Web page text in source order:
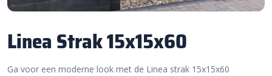
Linea Strak 15x15x60
Ga voor een moderne look met de Linea strak 15x15x60